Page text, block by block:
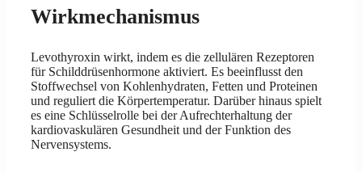
Wirkmechanismus
Levothyroxin wirkt, indem es die zellulären Rezeptoren
für Schilddrüsenhormone aktiviert. Es beeinflusst den
Stoffwechsel von Kohlenhydraten, Fetten und Proteinen
und reguliert die Körpertemperatur. Darüber hinaus spielt
es eine Schlüsselrolle bei der Aufrechterhaltung der
kardiovaskulären Gesundheit und der Funktion des
Nervensystems.